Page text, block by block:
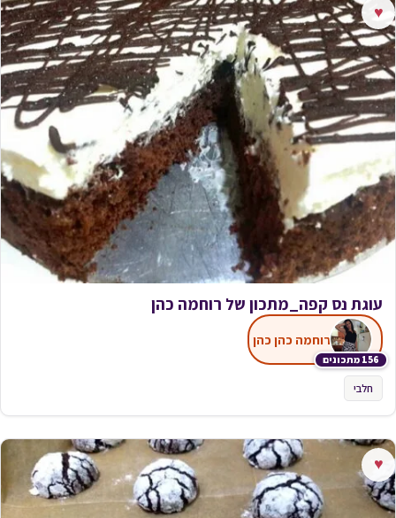
♥
עוגת נס קפה_מתכון של רוחמה כהן
156 מתכונים
רוחמה כהן כהן
חלבי
♥